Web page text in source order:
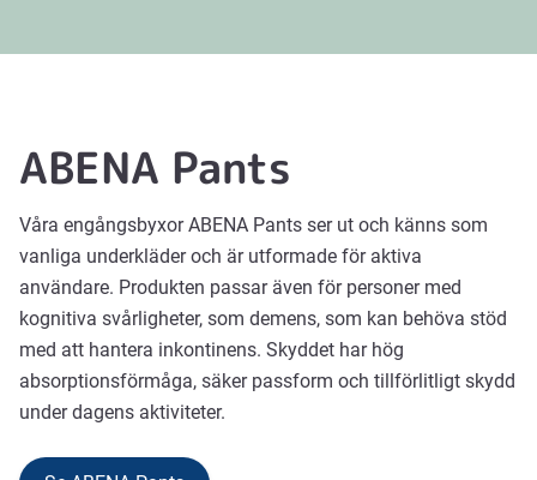
ABENA Pants
Våra engångsbyxor ABENA Pants ser ut och känns som
vanliga underkläder och är utformade för aktiva
användare. Produkten passar även för personer med
kognitiva svårligheter, som demens, som kan behöva stöd
med att hantera inkontinens. Skyddet har hög
absorptionsförmåga, säker passform och tillförlitligt skydd
under dagens aktiviteter.